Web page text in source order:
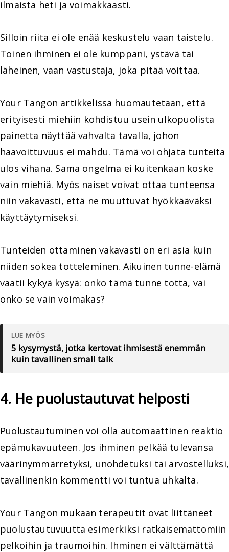
ilmaista heti ja voimakkaasti.
Silloin riita ei ole enää keskustelu vaan taistelu.
Toinen ihminen ei ole kumppani, ystävä tai
läheinen, vaan vastustaja, joka pitää voittaa.
Your Tangon artikkelissa huomautetaan, että
erityisesti miehiin kohdistuu usein ulkopuolista
painetta näyttää vahvalta tavalla, johon
haavoittuvuus ei mahdu. Tämä voi ohjata tunteita
ulos vihana. Sama ongelma ei kuitenkaan koske
vain miehiä. Myös naiset voivat ottaa tunteensa
niin vakavasti, että ne muuttuvat hyökkääväksi
käyttäytymiseksi.
Tunteiden ottaminen vakavasti on eri asia kuin
niiden sokea totteleminen. Aikuinen tunne-elämä
vaatii kykyä kysyä: onko tämä tunne totta, vai
onko se vain voimakas?
LUE MYÖS
5 kysymystä, jotka kertovat ihmisestä enemmän
kuin tavallinen small talk
4. He puolustautuvat helposti
Puolustautuminen voi olla automaattinen reaktio
epämukavuuteen. Jos ihminen pelkää tulevansa
väärinymmärretyksi, unohdetuksi tai arvostelluksi,
tavallinenkin kommentti voi tuntua uhkalta.
Your Tangon mukaan terapeutit ovat liittäneet
puolustautuvuutta esimerkiksi ratkaisemattomiin
pelkoihin ja traumoihin. Ihminen ei välttämättä